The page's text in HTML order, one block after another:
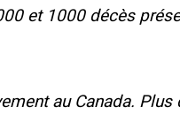
et 1000 décès
au Canada. Plus